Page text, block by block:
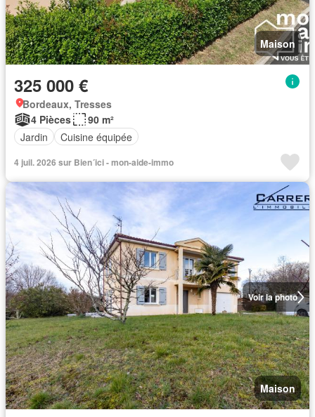
Maison
325 000 €
Bordeaux, Tresses
4 Pièces
90 m²
Jardin
Cuisine équipée
4 juil. 2026 sur Bien´ici - mon-aide-immo
Voir la photo
Maison